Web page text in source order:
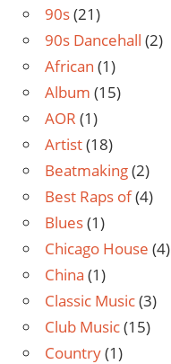
90s(21)
90s Dancehall (2)
African (1)
Album (15)
AOR (1)
Artist(18)
Beatmaking(2)
Best Raps of(4)
Blues(1)
Chicago House (4)
China (1)
Classic Music(3)
Club Music(15)
Country(1)